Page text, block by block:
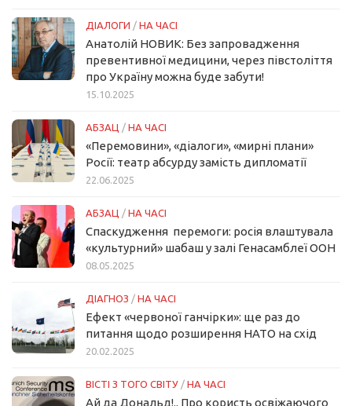
ДІАЛОГИ / НА ЧАСІ
Анатолій НОВИК: Без запровадження
превентивної медицини, через півстоліття
про Україну можна буде забути!
15.10.2025
АБЗАЦ / НА ЧАСІ
«Перемовини», «діалоги», «мирні плани»
Росії: театр абсурду замість дипломатії
22.06.2025
АБЗАЦ / НА ЧАСІ
Спаскудження перемоги: росія влаштувала
«культурний» шабаш у залі Генасамблеї ООН
08.05.2025
ДІАГНОЗ / НА ЧАСІ
Ефект «червоної ганчірки»: ще раз до
питання щодо розширення НАТО на схід
20.02.2025
ВІСТІ З ТОГО СВІТУ / НА ЧАСІ
Ай да Дональд!.. Про користь освіжаючого